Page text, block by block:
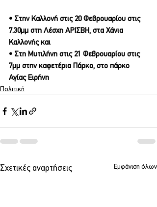
• Στην Καλλονή στις 20 Φεβρουαρίου στις
7.30μμ στη Λέσχη ΑΡΙΣΒΗ, στα Χάνια
Καλλονής και
• Στη Μυτιλήνη στις 21 Φεβρουαρίου στις
7μμ στην καφετέρια Πάρκο, στο πάρκο
Αγίας Ειρήνη
Πολιτική
Σχετικές αναρτήσεις Εμφάνιση όλων